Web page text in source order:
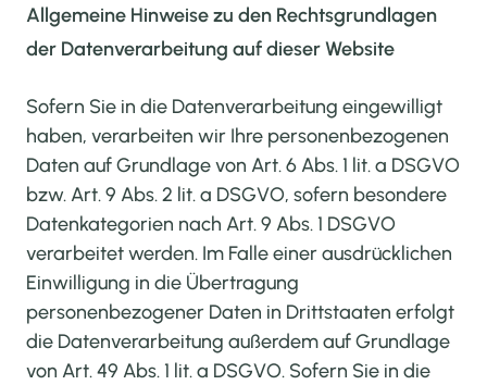
Allgemeine Hinweise zu den Rechtsgrundlagen
der Datenverarbeitung auf dieser Website
Sofern Sie in die Datenverarbeitung eingewilligt
haben, verarbeiten wir Ihre personenbezogenen
Daten auf Grundlage von Art. 6 Abs. 1 lit. a DSGVO
bzw. Art. 9 Abs. 2 lit. a DSGVO, sofern besondere
Datenkategorien nach Art. 9 Abs. 1 DSGVO
verarbeitet werden. Im Falle einer ausdrücklichen
Einwilligung in die Übertragung
personenbezogener Daten in Drittstaaten erfolgt
die Datenverarbeitung außerdem auf Grundlage
von Art. 49 Abs. 1 lit. a DSGVO. Sofern Sie in die